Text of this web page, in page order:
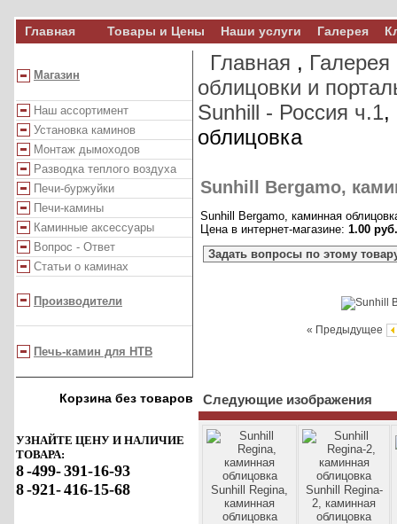
Главная Товары и Цены Наши услуги Галерея
Магазин
Наш ассортимент
Установка каминов
Монтаж дымоходов
Разводка теплого воздуха
Печи-буржуйки
Печи-камины
Каминные аксессуары
Вопрос - Ответ
Статьи о каминах
Производители
Печь-камин для НТВ
Корзина без товаров
УЗНАЙТЕ ЦЕНУ И НАЛИЧИЕ
ТОВАРА:
8-499-391-16-93
8-921-416-15-68
Главная , Галерея
облицовки и
Sunhill - Россия ч.1,
облицовка
Sunhill Bergamo,
Sunhill Bergamo, каминная
Цена в интернет-магазине: 1.00 руб.
Задать вопросы по этому
« Предыдущее
Следующие изображения
Sunhill Regina,
каминная
облицовка
Sunhill Regina-
2, каминная
облицовка